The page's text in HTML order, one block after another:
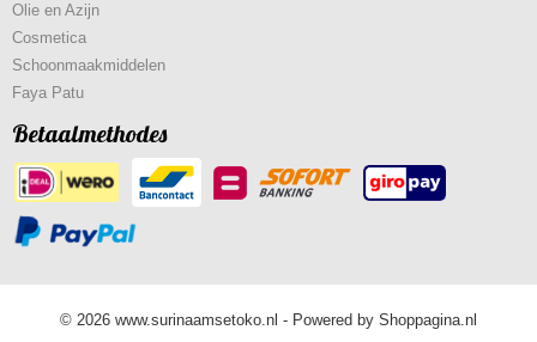
Olie en Azijn
Cosmetica
Schoonmaakmiddelen
Faya Patu
Betaalmethodes
© 2026 www.surinaamsetoko.nl - Powered by Shoppagina.nl